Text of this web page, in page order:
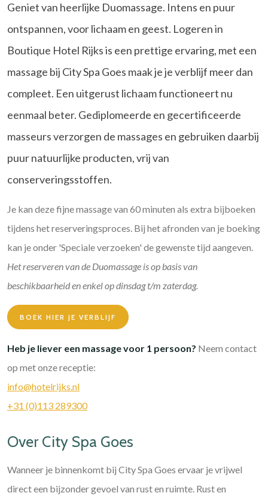
Geniet van heerlijke Duomassage. Intens en puur
ontspannen, voor lichaam en geest. Logeren in
Boutique Hotel Rijks is een prettige ervaring, met een
massage bij City Spa Goes maak je je verblijf meer dan
compleet. Een uitgerust lichaam functioneert nu
eenmaal beter. Gediplomeerde en gecertificeerde
masseurs verzorgen de massages en gebruiken daarbij
puur natuurlijke producten, vrij van
conserveringsstoffen.
Je kan deze fijne massage van 60 minuten als extra bijboeken
tijdens het reserveringsproces. Bij het afronden van je boeking
kan je onder 'Speciale verzoeken' de gewenste tijd aangeven.
Het reserveren van de Duomassage is op basis van
beschikbaarheid en enkel op dinsdag t/m zaterdag.
BOEK HIER JE VERBLIJF
Heb je liever een massage voor 1 persoon? Neem contact
op met onze receptie:
info@hotelrijks.nl
+31 (0)113 289300
Over City Spa Goes
Wanneer je binnenkomt bij City Spa Goes ervaar je vrijwel
direct een bijzonder gevoel van rust en ruimte. Rust en